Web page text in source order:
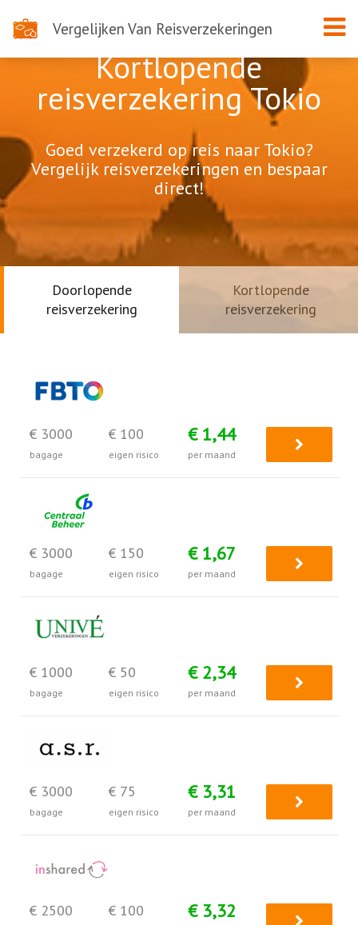
Vergelijken Van Reisverzekeringen
Kortlopende
reisverzekering Tokio
Goed verzekerd op reis naar Tokio?
Vergelijk reisverzekeringen en bespaar
direct!
Doorlopende
reisverzekering
Kortlopende
reisverzekering
€ 3000
bagage
€ 100
eigen risico
€ 1,44
per maand
€ 3000
bagage
€ 150
eigen risico
€ 1,67
per maand
€ 1000
bagage
€ 50
eigen risico
€ 2,34
per maand
€ 3000
bagage
€ 75
eigen risico
€ 3,31
per maand
€ 2500 € 100 € 3,32